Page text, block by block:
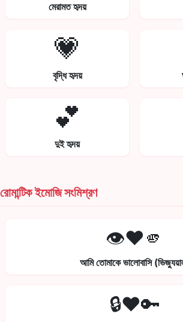
মেরামত হৃদয়
💗
বৃদ্ধি হৃদয়
💕
দুই হৃদয়
রোমান্টিক ইমোজি সংমিশ্রণ
👁️❤️🫵
আমি তোমাকে ভালোবাসি
🔒❤️🔑